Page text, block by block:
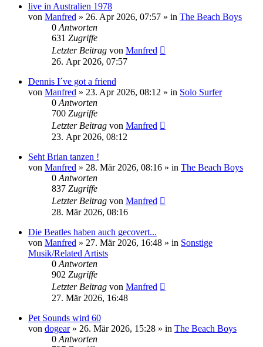
live in Australien 1978
von Manfred » 26. Apr 2026, 07:57 » in The Beach Boys
0 Antworten
631 Zugriffe
Letzter Beitrag von Manfred
26. Apr 2026, 07:57
Dennis I´ve got a friend
von Manfred » 23. Apr 2026, 08:12 » in Solo Surfer
0 Antworten
700 Zugriffe
Letzter Beitrag von Manfred
23. Apr 2026, 08:12
Seht Brian tanzen !
von Manfred » 28. Mär 2026, 08:16 » in The Beach Boys
0 Antworten
837 Zugriffe
Letzter Beitrag von Manfred
28. Mär 2026, 08:16
Die Beatles haben auch gecovert...
von Manfred » 27. Mär 2026, 16:48 » in Sonstige
Musik/Related Artists
0 Antworten
902 Zugriffe
Letzter Beitrag von Manfred
27. Mär 2026, 16:48
Pet Sounds wird 60
von dogear» 26. Mär 2026, 15:28 » in The Beach Boys
0 Antworten